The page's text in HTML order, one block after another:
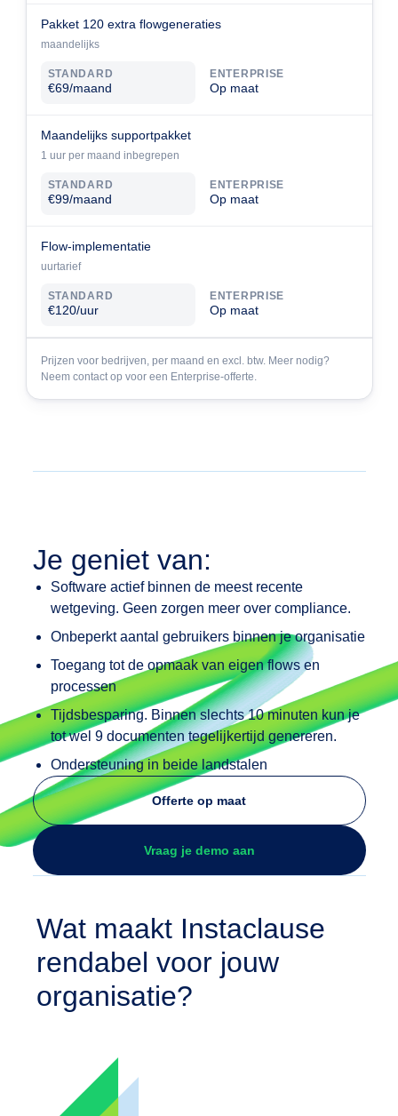
Pakket 120 extra flowgeneraties
maandelijks
STANDARD
€69/maand
ENTERPRISE
Op maat
Maandelijks supportpakket
1 uur per maand inbegrepen
STANDARD
€99/maand
ENTERPRISE
Op maat
Flow-implementatie
uurtarief
STANDARD
€120/uur
ENTERPRISE
Op maat
Prijzen voor bedrijven, per maand en excl. btw. Meer nodig?
Neem contact op voor een Enterprise-offerte.
Je geniet van:
Software actief binnen de meest recente
wetgeving. Geen zorgen meer over compliance.
Onbeperkt aantal gebruikers binnen je organisatie
Toegang tot de opmaak van eigen flows en
processen
Tijdsbesparing. Binnen slechts 10 minuten kun je
tot wel 9 documenten tegelijkertijd genereren.
Ondersteuning in beide landstalen
Offerte op maat
Vraag je demo aan
Wat maakt Instaclause
rendabel voor jouw
organisatie?